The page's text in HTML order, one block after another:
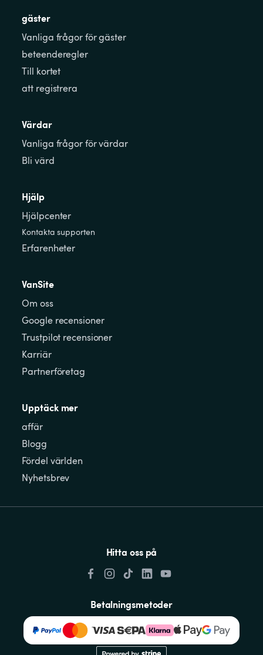
gäster
Vanliga frågor för gäster
beteenderegler
Till kortet
att registrera
Värdar
Vanliga frågor för värdar
Bli värd
Hjälp
Hjälpcenter
Kontakta supporten
Erfarenheter
VanSite
Om oss
Google recensioner
Trustpilot recensioner
Karriär
Partnerföretag
Upptäck mer
affär
Blogg
Fördel världen
Nyhetsbrev
Hitta oss på
Betalningsmetoder